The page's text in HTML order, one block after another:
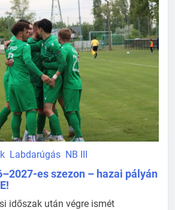
Labdarúgás NB III
es szezon – hazai pályán
időszak után végre ismét